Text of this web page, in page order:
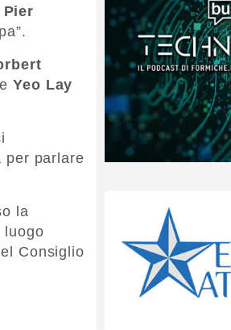
Pier
eYeo Lay
per parlare
la
luogo
Consiglio